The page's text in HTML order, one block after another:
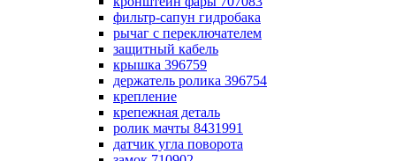
фильтр-сапун гидробака
рычаг с переключателем
защитный кабель
крышка 396759
держатель ролика 396754
крепление
крепежная деталь
ролик мачты 8431991
датчик угла поворота